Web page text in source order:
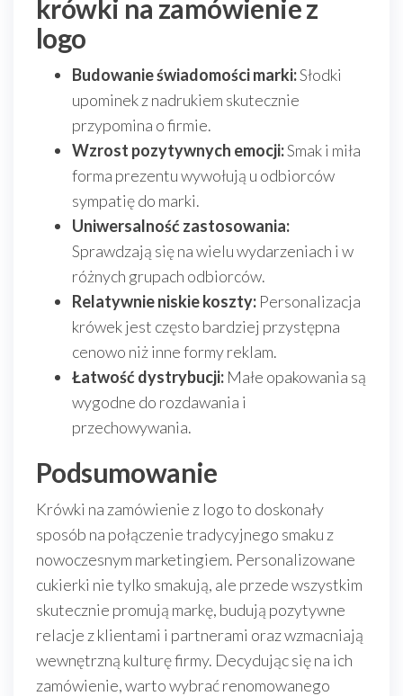
krówki na zamówienie z
logo
Budowanie świadomości marki:Słodki
upominek z nadrukiem skutecznie
przypomina o firmie.
Wzrost pozytywnych emocji:Smak i miła
forma prezentu wywołują u odbiorców
sympatię do marki.
Uniwersalność zastosowania:
Sprawdzają się na wielu wydarzeniach i w
różnych grupach odbiorców.
Relatywnie niskie koszty: Personalizacja
krówek jest często bardziej przystępna
cenowo niż inne formy reklam.
Łatwość dystrybucji: Małe opakowania są
wygodne do rozdawania i
przechowywania.
Podsumowanie
Krówki na zamówienie z logo to doskonały
sposób na połączenie tradycyjnego smaku z
nowoczesnym marketingiem. Personalizowane
cukierki nie tylko smakują, ale przede wszystkim
skutecznie promują markę, budują pozytywne
relacje z klientami i partnerami oraz wzmacniają
wewnętrzną kulturę firmy. Decydując się na ich
zamówienie, warto wybrać renomowanego